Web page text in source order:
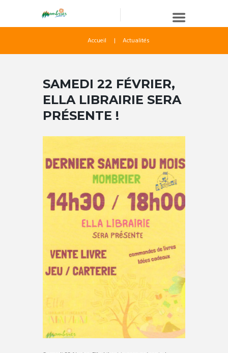
Accueil Actualités
SAMEDI 22 FÉVRIER,
ELLA LIBRAIRIE SERA
PRÉSENTE !